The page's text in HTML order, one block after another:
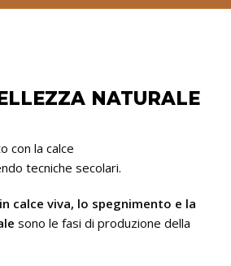
NATURALE
con la calce
tecniche secolari.
calce viva, lo spegnimento e la
sono le fasi di produzione della